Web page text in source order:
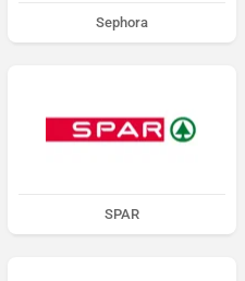
Sephora
SPAR